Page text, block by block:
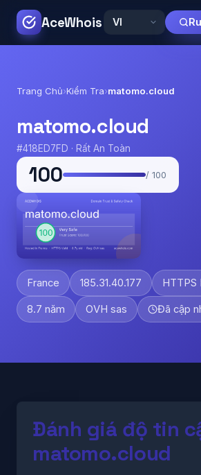
AceWhois
Trang Chủ›Kiểm Tra›matomo.cloud
matomo.cloud
#418ED7FD · Rất An Toàn
100 / 100
France 185.31.40.177 HTTPS
8.7 năm OVH sas Đã cập
Đánh giá độ tin
matomo.cloud